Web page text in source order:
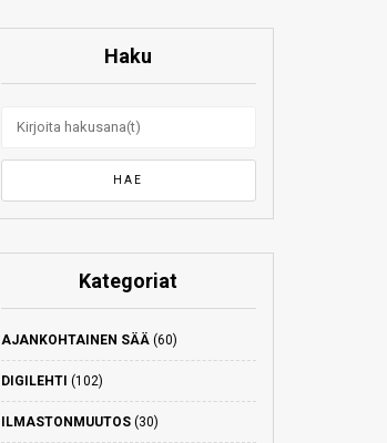
Haku
Kategoriat
AJANKOHTAINEN SÄÄ(60)
DIGILEHTI (102)
ILMASTONMUUTOS(30)